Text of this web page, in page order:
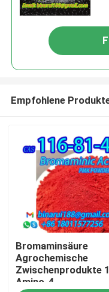
Empfohlene
Bromaminsäure
Agrochemische
Zwischenprodukte
Amino-4-